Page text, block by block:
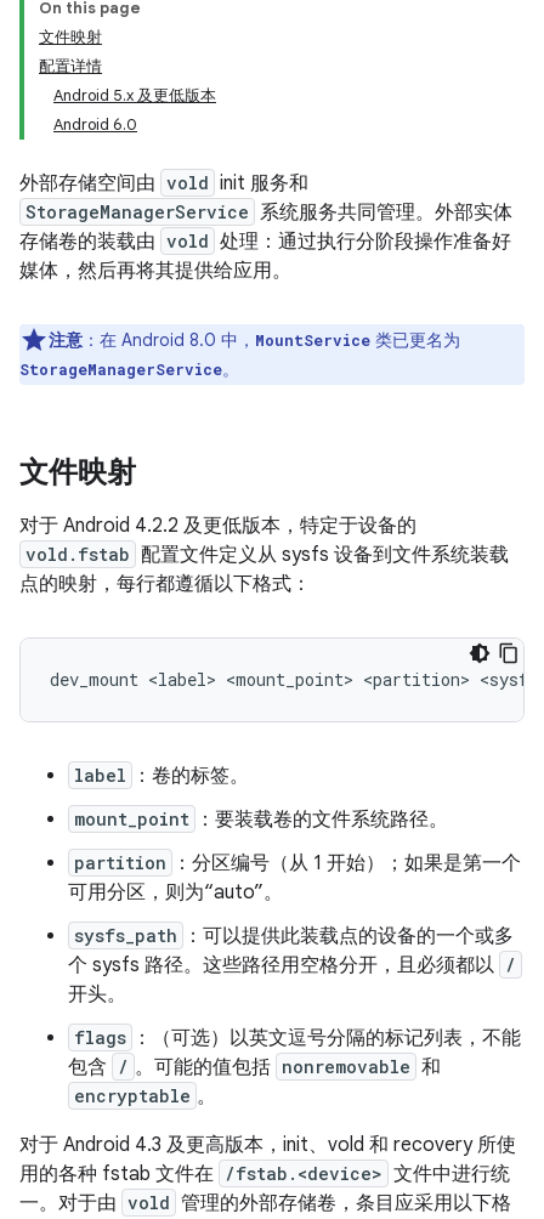
On this page
文件映射
配置详情
Android 5.x 及更低版本
Android 6.0
外部存储空间由 vold init 服务和
StorageManagerService 系统服务共同管理。外部实体
存储卷的装载由 vold 处理：通过执行分阶段操作准备好
媒体，然后再将其提供给应用。
注意 ：在 Android 8.0 中， MountService 类已更名为
StorageManagerService。
文件映射
对于 Android 4.2.2 及更低版本，特定于设备的
vold.fstab 配置文件定义从 sysfs 设备到文件系统装载
点的映射，每行都遵循以下格式：
label ：卷的标签。
mount_point ：要装载卷的文件系统路径。
partition
：分区编号（从 1 开始）；如果是第一个
可用分区，则为“auto”。
sysfs_path
：可以提供此装载点的设备的一个或多
个 sysfs 路径。这些路径用空格分开，且必须都以 /
开头。
flags
：（可选）以英文逗号分隔的标记列表，不能
包含
/ 。可能的值包括 nonremovable 和
encryptable 。
对于 Android 4.3 及更高版本，init、vold 和 recovery 所使
用的各种 fstab 文件在 /fstab.<device> 文件中进行统
一。对于由 vold 管理的外部存储卷，条目应采用以下格